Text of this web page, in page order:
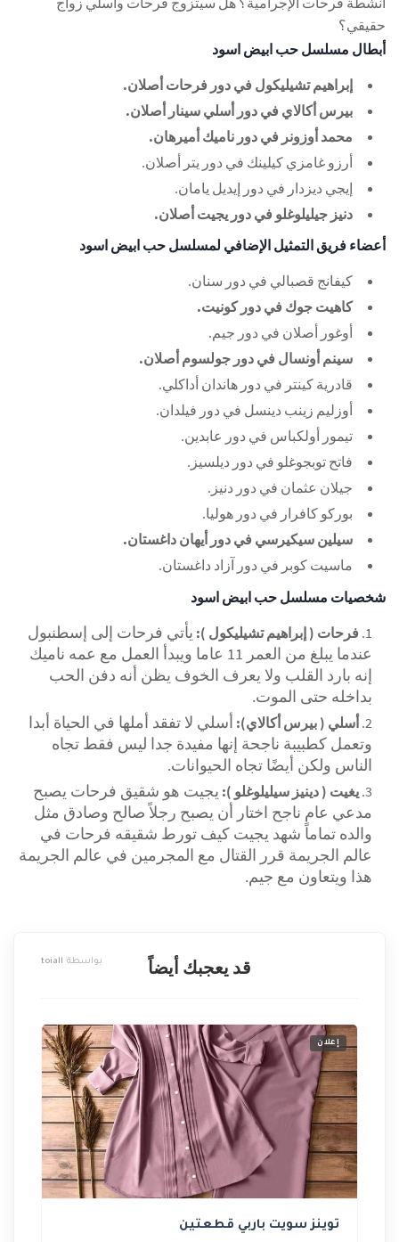
حقيقي؟
أبطال مسلسل حب ابيض اسود
إبراهيم تشيليكول في دور فرحات أصلان.
بيرس أكالاي في دور أسلي سينار أصلان.
محمد أوزونر في دور ناميك أميرهان.
أرزو غامزي كيلينك في دور يتر أصلان.
إيجي ديزدار في دور إيديل يامان.
دنيز جيليلوغلو في دور يجيت أصلان.
أعضاء فريق التمثيل الإضافي لمسلسل حب ابيض اسود
كيفانج قصبالي في دور سنان.
كاهيت جوك في دور كونيت.
أوغور أصلان في دور جيم.
سينم أونسال في دور جولسوم أصلان.
قادرية كينتر في دور هاندان أداكلي.
أوزليم زينب دينسل في دور فيلدان.
تيمور أولكباس في دور عابدين.
فاتح توبجوغلو في دور ديلسيز.
جيلان عثمان في دور دنيز.
بوركو كافرار في دور هوليا.
سيلين سيكيرسي في دور أيهان داغستان.
ماسيت كوبر في دور آزاد داغستان.
شخصيات مسلسل حب ابيض اسود
فرحات ( إبراهيم تشيليكول ): يأتي فرحات إلى إسطنبول
عندما يبلغ من العمر 11 عاما ويبدأ العمل مع عمه ناميك
إنه بارد القلب ولا يعرف الخوف يظن أنه دفن الحب
بداخله حتى الموت.
أسلي ( بيرس أكالاي): أسلي لا تفقد أملها في الحياة أبدا
وتعمل كطبيبة ناجحة إنها مفيدة جدا ليس فقط تجاه
الناس ولكن أيضًا تجاه الحيوانات.
يغيت ( دينيز سيليلوغلو ): يجيت هو شقيق فرحات يصبح
مدعي عام ناجح اختار أن يصبح رجلاً صالح وصادق مثل
والده تماماً شهد يجيت كيف تورط شقيقه فرحات في
عالم الجريمة قرر القتال مع المجرمين في عالم الجريمة
هذا ويتعاون مع جيم.
بواسطة toiall قد يعجبك أيضاً
إعلان
توينز سويت باربي قطعتين